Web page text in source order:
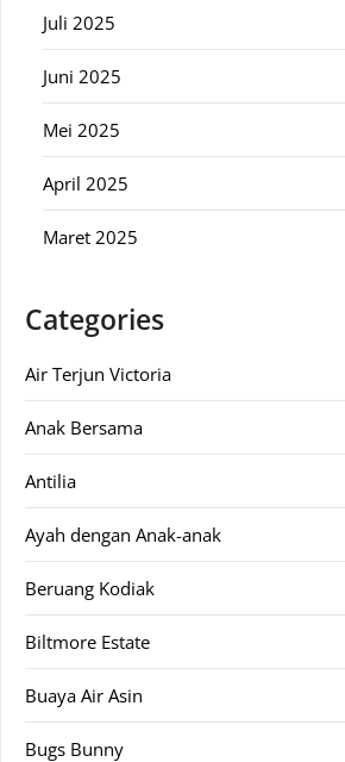
Juli 2025
Juni 2025
Mei 2025
April 2025
Maret 2025
Categories
Air Terjun Victoria
Anak Bersama
Antilia
Ayah dengan Anak-anak
Beruang Kodiak
Biltmore Estate
Buaya Air Asin
Bugs Bunny